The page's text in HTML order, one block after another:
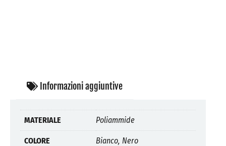
Informazioni aggiuntive
MATERIALE Poliammide
COLORE Bianco, Nero